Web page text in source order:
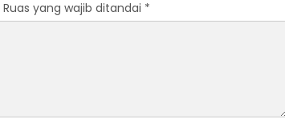
Ruas yang wajib ditandai *